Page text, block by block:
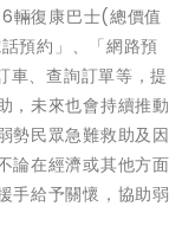
輛復康巴士(總價值
預約」、「網路預
車、查詢訂單等，提
，未來也會持續推動
勢民眾急難救助及因
論在經濟或其他方面
手給予關懷，協助弱